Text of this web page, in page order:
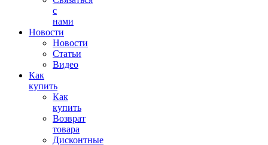
с
нами
Новости
Новости
Статьи
Видео
Как
купить
Как
купить
Возврат
товара
Дисконтные